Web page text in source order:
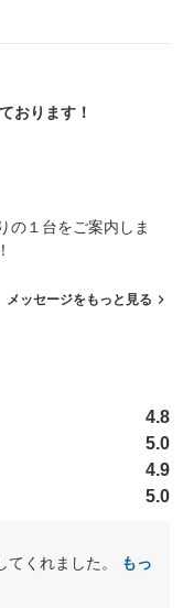
おります！
の１台をご案内しま
メッセージをもっと見る
4.8
5.0
4.9
5.0
てくれました。
もっ